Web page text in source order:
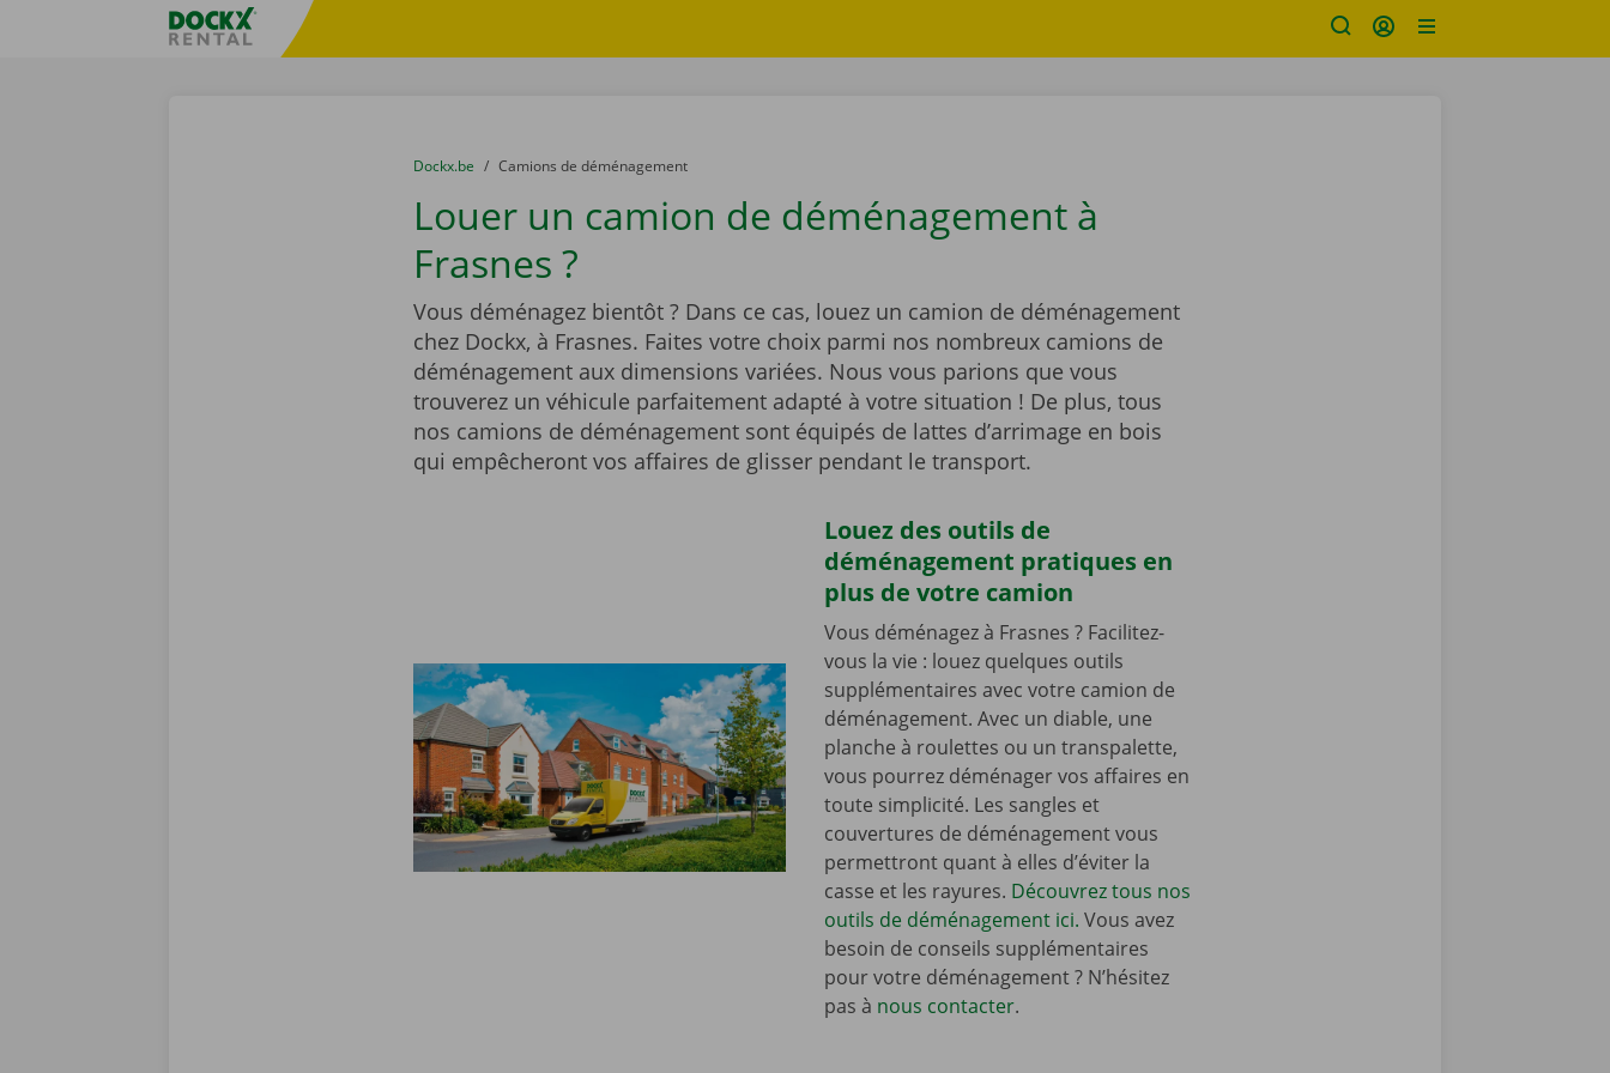
sitename
You are here:
du
Dockx.be to
Camions de déménagement
Louer un camion de déménagement à
Frasnes ?
Vous déménagez bientôt ? Dans ce cas, louez un camion de déménagement
chez Dockx, à Frasnes. Faites votre choix parmi nos nombreux camions de
déménagement aux dimensions variées. Nous vous parions que vous
trouverez un véhicule parfaitement adapté à votre situation ! De plus, tous
nos camions de déménagement sont équipés de lattes d’arrimage en bois
qui empêcheront vos affaires de glisser pendant le transport.
Louez des outils de
déménagement pratiques en
plus de votre camion
Vous déménagez à Frasnes ? Facilitez-
vous la vie : louez quelques outils
supplémentaires avec votre camion de
déménagement. Avec un diable, une
planche à roulettes ou un transpalette,
vous pourrez déménager vos affaires en
toute simplicité. Les sangles et
couvertures de déménagement vous
permettront quant à elles d’éviter la
casse et les rayures. Découvrez tous nos
outils de déménagement ici. Vous avez
besoin de conseils supplémentaires
pour votre déménagement ? N’hésitez
pas à nous contacter.